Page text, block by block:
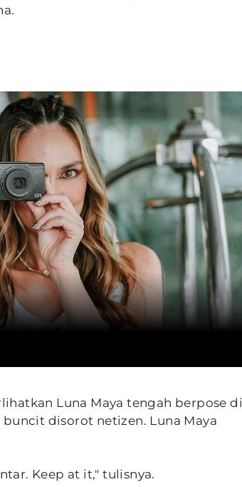
Luna Maya tengah berpose di
disorot netizen. Luna Maya
Keep at it," tulisnya.